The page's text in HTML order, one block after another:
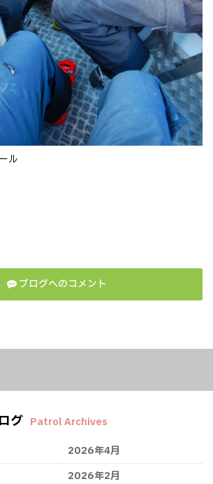
ル
ブログへのコメント
グ Patrol Archives
2026年4月
2026年2月